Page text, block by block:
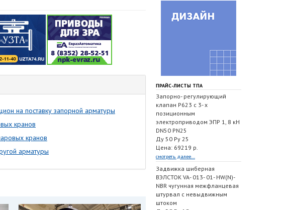
на поставку запорной арматуры
кранов
кранов
арматуры
ПРАЙС-ЛИСТЫ ТПА
Запорно- регулирующий
клапан Р623 с 3- х
позиционным
электроприводом ЭПР 1, 8 кН
DN50 PN25
Ду 50 Ру 25
Цена: 69219 р.
смотреть далее...
Задвижка шиберная
ВЭЛСТОК VA- 013- 01- HW(N)-
NBR чугунная межфланцевая
штурвал с невыдвижным
штоком